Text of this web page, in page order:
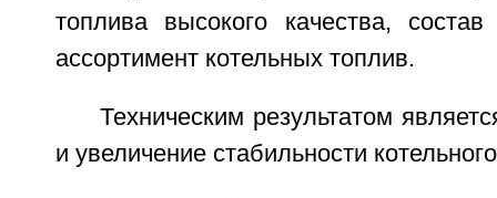
топлива высокого качества,
ассортимент котельных топлив.
Техническим результатом
и увеличение стабильности